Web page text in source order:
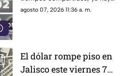
un detenido y decenas de
agosto 07, 2026 11:36 a. m.
El dólar rompe piso en
Jalisco este viernes 7